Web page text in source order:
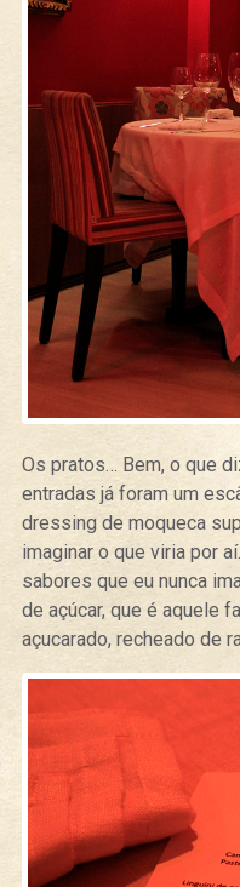
Os pratos… Bem, o que
entradas já foram um
dressing de moqueca
imaginar o que viria por
sabores que eu nunca
de açúcar, que é aquele
açucarado, recheado de